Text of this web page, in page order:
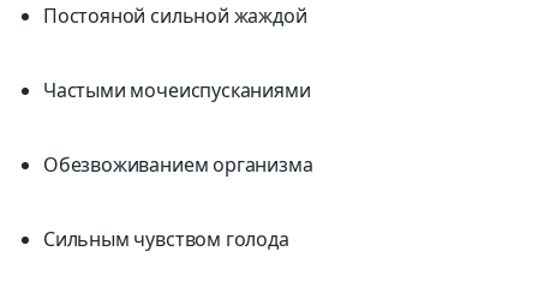
Постояной сильной жаждой
Частыми мочеиспусканиями
Обезвоживанием организма
Сильным чувством голода